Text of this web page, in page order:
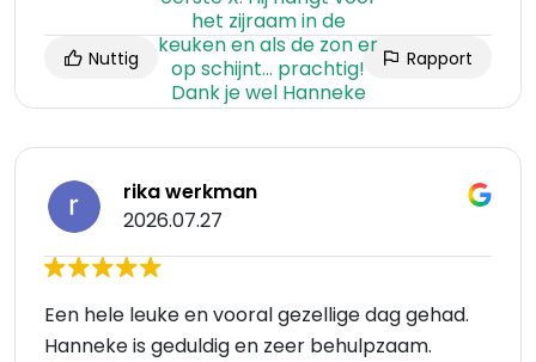
Nuttig Rapport
rika werkman
2026.07.27
Een hele leuke en vooral gezellige dag gehad.
Hanneke is geduldig en zeer behulpzaam.